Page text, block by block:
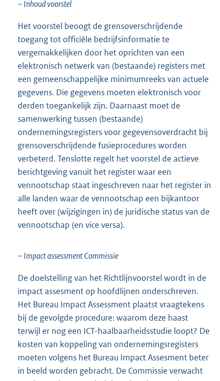
– Inhoud voorstel
Het voorstel beoogt de grensoverschrijdende
toegang tot officiële bedrijfsinformatie te
vergemakkelijken door het oprichten van een
elektronisch netwerk van (bestaande) registers met
een gemeenschappelijke minimumreeks van actuele
gegevens. Die gegevens moeten elektronisch voor
derden toegankelijk zijn. Daarnaast moet de
samenwerking tussen (bestaande)
ondernemingsregisters voor gegevensoverdracht bij
grensoverschrijdende fusieprocedures worden
verbeterd. Tenslotte regelt het voorstel de actieve
berichtgeving vanuit het register waar een
vennootschap staat ingeschreven naar het register in
alle landen waar de vennootschap een bijkantoor
heeft over (wijzigingen in) de juridische status van de
vennootschap (en vice versa).
– Impact assessment Commissie
De doelstelling van het Richtlijnvoorstel wordt in de
impact assesment op hoofdlijnen onderschreven.
Het Bureau Impact Assessment plaatst vraagtekens
bij de gevolgde procedure: waarom deze haast
terwijl er nog een ICT-haalbaarheidsstudie loopt? De
kosten van koppeling van ondernemingsregisters
moeten volgens het Bureau Impact Assesment beter
in beeld worden gebracht. De Commissie verwacht